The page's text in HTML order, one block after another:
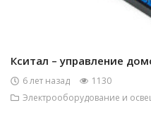
Кситал – управление
6 лет назад
1130
Электрооборудование и